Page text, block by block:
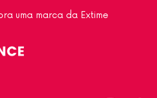
uma marca da Extime